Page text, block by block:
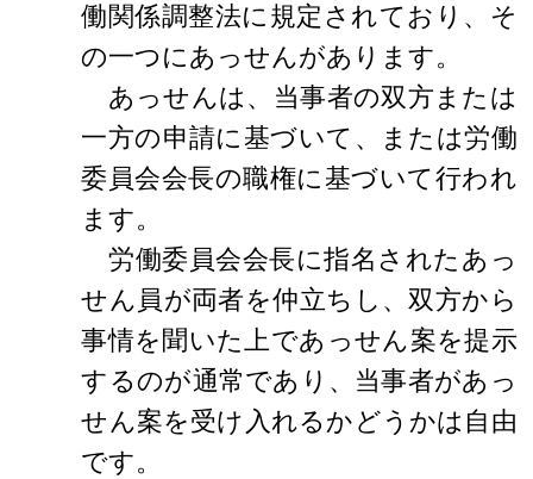
働関係調整法に規定されており、そ
の一つにあっせんがあります。
あっせんは、当事者の双方または
一方の申請に基づいて、または労働
委員会会長の職権に基づいて行われ
ます。
労働委員会会長に指名されたあっ
せん員が両者を仲立ちし、双方から
事情を聞いた上であっせん案を提示
するのが通常であり、当事者があっ
せん案を受け入れるかどうかは自由
です。